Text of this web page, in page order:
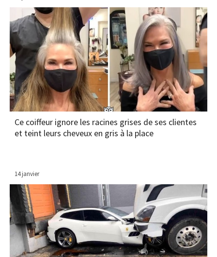
Ce coiffeur ignore les racines grises de ses clientes
et teint leurs cheveux en gris à la place
14 janvier